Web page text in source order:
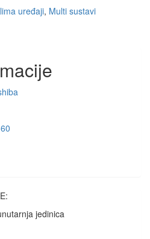
uređaji, Multi sustavi
jedinica